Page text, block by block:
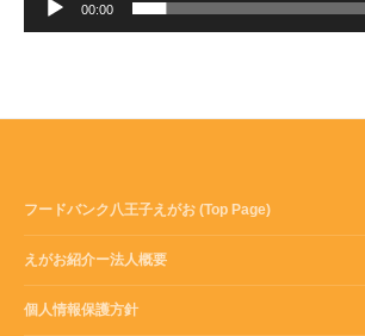
00:00
フードバンク八王子えがお (Top Page)
えがお紹介ー法人概要
個人情報保護方針